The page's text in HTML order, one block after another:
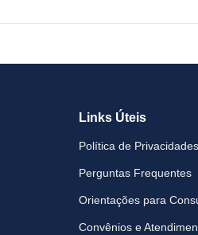
Links Úteis
Política de Privacidades
Perguntas Frequentes
Orientações para
Convênios e